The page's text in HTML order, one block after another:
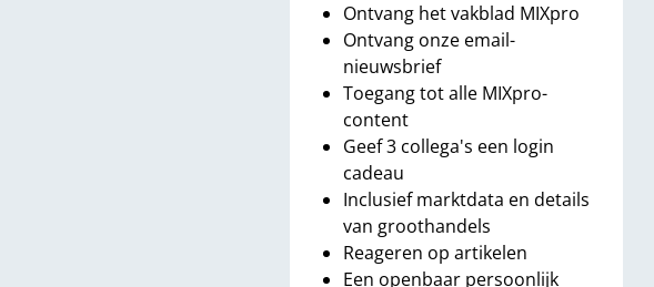
Ontvang het vakblad MIXpro
Ontvang onze email-
nieuwsbrief
Toegang tot alle MIXpro-
content
Geef 3 collega's een login
cadeau
Inclusief marktdata en details
van groothandels
Reageren op artikelen
Een openbaar persoonlijk